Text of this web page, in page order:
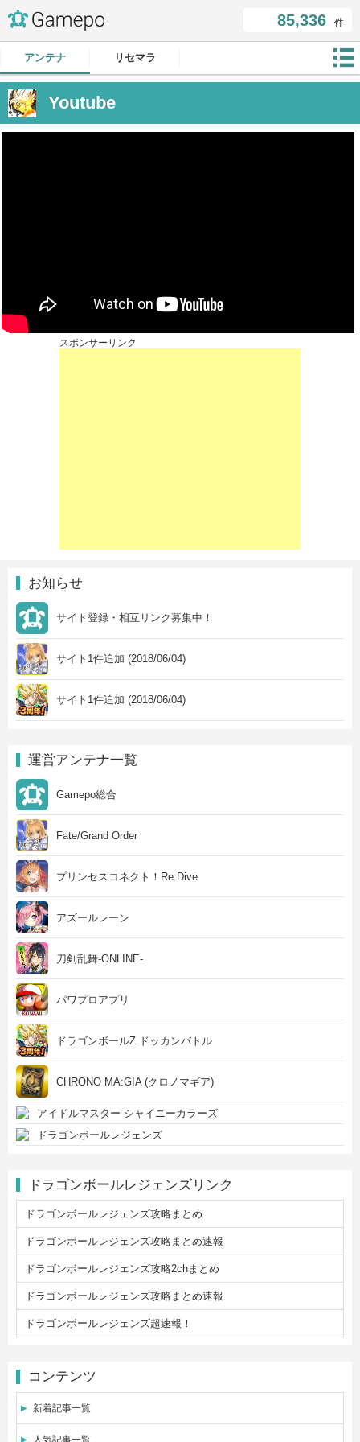
85,336 件
アンテナ リセマラ
Youtube
スポンサーリンク
お知らせ
サイト登録・相互リンク募集中！
サイト1件追加 (2018/06/04)
サイト1件追加 (2018/06/04)
運営アンテナ一覧
Gamepo総合
Fate/Grand Order
プリンセスコネクト！Re:Dive
アズールレーン
刀剣乱舞-ONLINE-
パワプロアプリ
ドラゴンボールZ ドッカンバトル
CHRONO MA:GIA (クロノマギア)
アイドルマスター シャイニーカラーズ
ドラゴンボールレジェンズ
ドラゴンボールレジェンズリンク
ドラゴンボールレジェンズ攻略まとめ
ドラゴンボールレジェンズ攻略まとめ速報
ドラゴンボールレジェンズ攻略2chまとめ
ドラゴンボールレジェンズ攻略まとめ速報
ドラゴンボールレジェンズ超速報！
コンテンツ
新着記事一覧